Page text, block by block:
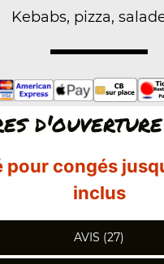
Kebabs, pizza,
d'ouverture
pour congés
inclus
AVIS (27)